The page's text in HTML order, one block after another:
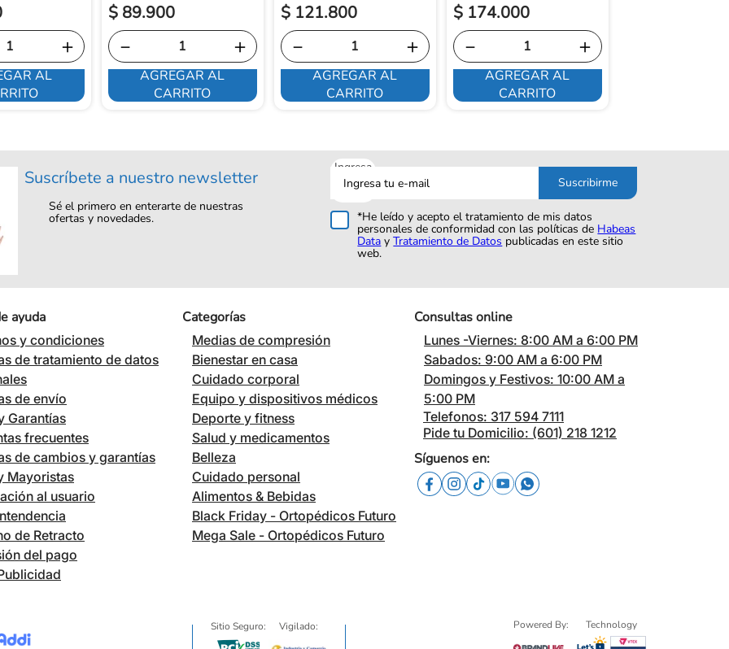
＋
AL
$ 89.900
＋
－
AGREGAR AL
CARRITO
$ 121.800
＋
－
AGREGAR AL
CARRITO
$ 174.000
＋
－
AGREGAR AL
CARRITO
Suscríbete a nuestro newsletter
Sé el primero en enterarte de nuestras
ofertas y novedades.
Ingresa
tu
correo
Suscribirme
*He leído y acepto el tratamiento de mis datos
personales de conformidad con las políticas de Habeas
Data yTratamiento de Datos publicadas en este sitio
web.
ayuda
y condiciones
de tratamiento de datos
de envío
Garantías
frecuentes
de cambios y garantías
Mayoristas
al usuario
de Retracto
del pago
Categorías
Medias de compresión
Bienestar en casa
Cuidado corporal
Equipo y dispositivos médicos
Deporte y fitness
Salud y medicamentos
Belleza
Cuidado personal
Alimentos & Bebidas
Black Friday - Ortopédicos Futuro
Mega Sale - Ortopédicos Futuro
Consultas online
Lunes -Viernes: 8:00 AM a 6:00 PM
Sabados: 9:00 AM a 6:00 PM
Domingos y Festivos: 10:00 AM a
5:00 PM
Telefonos: 317 594 7111
Pide tu Domicilio: (601) 218 1212
Síguenos en:
Sitio Seguro: Vigilado: Powered By: Technology